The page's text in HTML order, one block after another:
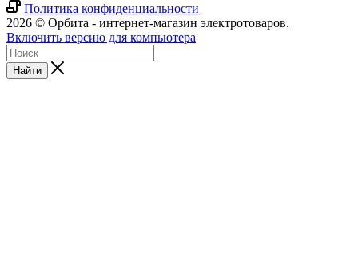
Политика конфиденциальности
2026 © Орбита - интернет-магазин электротоваров.
Включить версию для компьютера
Найти